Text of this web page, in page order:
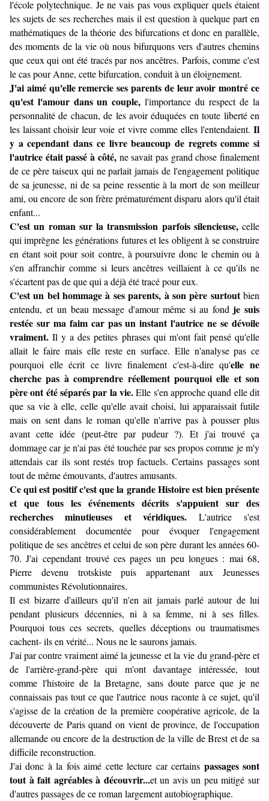
l'école polytechnique. Je ne vais pas vous expliquer quels étaient
les sujets de ses recherches mais il est question à quelque part en
mathématiques de la théorie des bifurcations et donc en parallèle,
des moments de la vie où nous bifurquons vers d'autres chemins
que ceux qui ont été tracés par nos ancêtres. Parfois, comme c'est
le cas pour Anne, cette bifurcation, conduit à un éloignement.
J'ai aimé qu'elle remercie ses parents de leur avoir montré ce
qu'est l'amour dans un couple, l'importance du respect de la
personnalité de chacun, de les avoir éduquées en toute liberté en
les laissant choisir leur voie et vivre comme elles l'entendaient. Il
y a cependant dans ce livre beaucoup de regrets comme si
l'autrice était passé à côté, ne savait pas grand chose finalement
de ce père taiseux qui ne parlait jamais de l'engagement politique
de sa jeunesse, ni de sa peine ressentie à la mort de son meilleur
ami, ou encore de son frère prématurément disparu alors qu'il était
enfant...
C'est un roman sur la transmission parfois silencieuse, celle
qui imprègne les générations futures et les obligent à se construire
en étant soit pour soit contre, à poursuivre donc le chemin ou à
s'en affranchir comme si leurs ancêtres veillaient à ce qu'ils ne
s'écartent pas de que qui a déjà été tracé pour eux.
C'est un bel hommage à ses parents, à son père surtoutbien
entendu, et un beau message d'amour même si au fondje suis
restée sur ma faim car pas un instant l'autrice ne se dévoile
vraiment. Il y a des petites phrases qui m'ont fait pensé qu'elle
allait le faire mais elle reste en surface. Elle n'analyse pas ce
pourquoi elle écrit ce livre finalement c'est-à-dire qu'elle ne
cherche pas à comprendre réellement pourquoi elle et son
père ont été séparés par la vie.Elle s'en approche quand elle dit
que sa vie à elle, celle qu'elle avait choisi, lui apparaissait futile
mais on sent dans le roman qu'elle n'arrive pas à pousser plus
avant cette idée (peut-être par pudeur ?). Et j'ai trouvé ça
dommage car je n'ai pas été touchée par ses propos comme je m'y
attendais car ils sont restés trop factuels. Certains passages sont
tout de même émouvants, d'autres amusants.
Ce qui est positif c'est que la grande Histoire est bien présente
et que tous les événements décrits s'appuient sur des
recherches minutieuses et véridiques. L'autrice s'est
considérablement documentée pour évoquer l'engagement
politique de ses ancêtres et celui de son père durant les années 60-
70. J'ai cependant trouvé ces pages un peu longues : mai 68,
Pierre devenu trotskiste puis appartenant aux Jeunesses
communistes Révolutionnaires.
Il est bizarre d'ailleurs qu'il n'en ait jamais parlé autour de lui
pendant plusieurs décennies, ni à sa femme, ni à ses filles.
Pourquoi tous ces secrets, quelles déceptions ou traumatismes
cachent- ils en vérité... Nous ne le saurons jamais.
J'ai par contre vraiment aimé la jeunesse et la vie du grand-père et
de l'arrière-grand-père qui m'ont davantage intéressée, tout
comme l'histoire de la Bretagne, sans doute parce que je ne
connaissais pas tout ce que l'autrice nous raconte à ce sujet, qu'il
s'agisse de la création de la première coopérative agricole, de la
découverte de Paris quand on vient de province, de l'occupation
allemande ou encore de la destruction de la ville de Brest et de sa
difficile reconstruction.
J'ai donc à la fois aimé cette lecture car certains passages sont
tout à fait agréables à découvrir...et un avis un peu mitigé sur
d'autres passages de ce roman largement autobiographique.